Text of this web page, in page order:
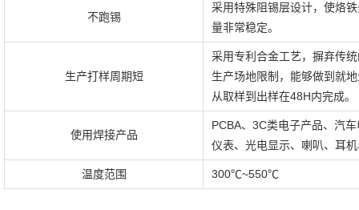
不跑锡
采用特殊阻锡层设计，使烙
量非常稳定。
生产打样周期短
采用专利合金工艺，摒弃传
生产场地限制，能够做到就
从取样到出样在48H内完成。
使用焊接产品
PCBA、3C类电子产品、汽
仪表、光电显示、喇叭、耳
温度范围 300℃~550℃